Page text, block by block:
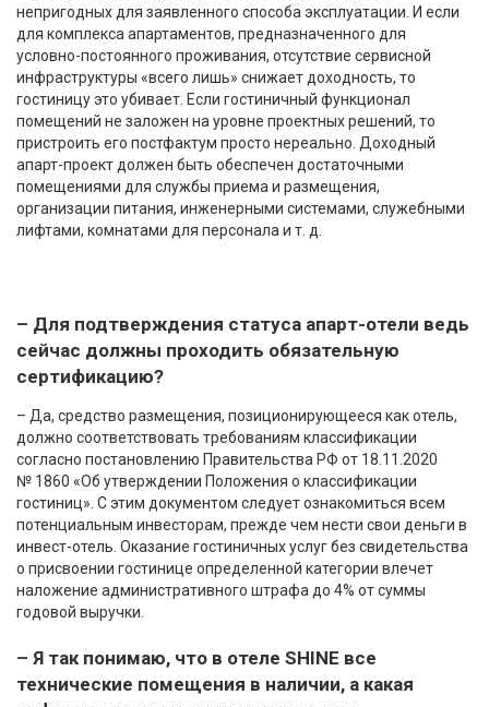
непригодных для заявленного способа эксплуатации. И если
для комплекса апартаментов, предназначенного для
условно-постоянного проживания, отсутствие сервисной
инфраструктуры «всего лишь» снижает доходность, то
гостиницу это убивает. Если гостиничный функционал
помещений не заложен на уровне проектных решений, то
пристроить его постфактум просто нереально. Доходный
апарт-проект должен быть обеспечен достаточными
помещениями для службы приема и размещения,
организации питания, инженерными системами, служебными
лифтами, комнатами для персонала и т. д.
– Для подтверждения статуса апарт-отели ведь
сейчас должны проходить обязательную
сертификацию?
– Да, средство размещения, позиционирующееся как отель,
должно соответствовать требованиям классификации
согласно постановлению Правительства РФ от 18.11.2020
№ 1860 «Об утверждении Положения о классификации
гостиниц». С этим документом следует ознакомиться всем
потенциальным инвесторам, прежде чем нести свои деньги в
инвест-отель. Оказание гостиничных услуг без свидетельства
о присвоении гостинице определенной категории влечет
наложение административного штрафа до 4% от суммы
годовой выручки.
– Я так понимаю, что в отеле SHINE все
технические помещения в наличии, а какая